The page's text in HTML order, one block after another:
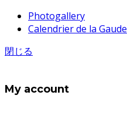
Photogallery
Calendrier de la Gaude
閉じる
My account